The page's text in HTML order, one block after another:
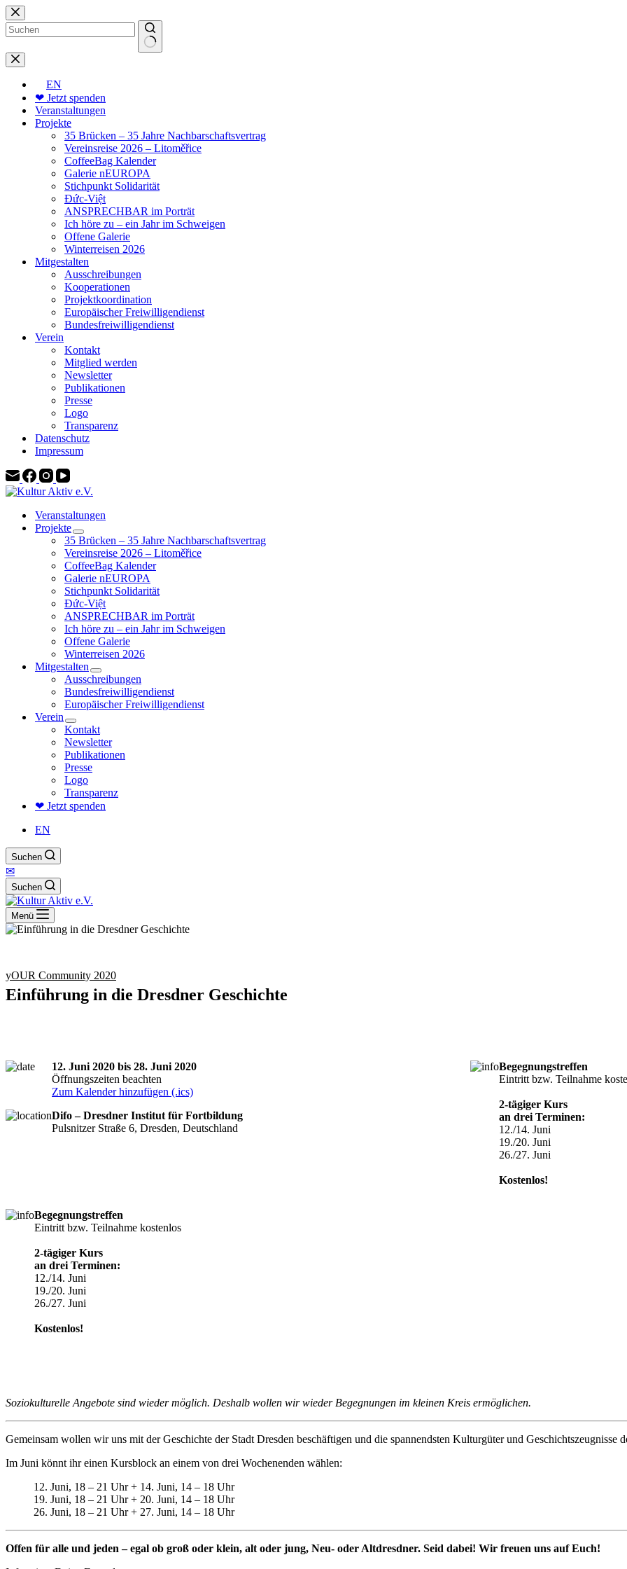
Zum
Inhalt
springen
Keine
Ergebnisse
EN
❤ Jetzt spenden
Veranstaltungen
Projekte
35 Brücken – 35 Jahre Nachbarschaftsvertrag
Vereinsreise 2026 – Litoměřice
CoffeeBag Kalender
Galerie nEUROPA
Stichpunkt Solidarität
Đức-Việt
ANSPRECHBAR im Porträt
Ich höre zu – ein Jahr im Schweigen
Offene Galerie
Winterreisen 2026
Mitgestalten
Ausschreibungen
Kooperationen
Projektkoordination
Europäischer Freiwilligendienst
Bundesfreiwilligendienst
Verein
Kontakt
Mitglied werden
Newsletter
Publikationen
Presse
Logo
Transparenz
Datenschutz
Impressum
Veranstaltungen
Projekte
35 Brücken – 35 Jahre Nachbarschaftsvertrag
Vereinsreise 2026 – Litoměřice
CoffeeBag Kalender
Galerie nEUROPA
Stichpunkt Solidarität
Đức-Việt
ANSPRECHBAR im Porträt
Ich höre zu – ein Jahr im Schweigen
Offene Galerie
Winterreisen 2026
Mitgestalten
Ausschreibungen
Bundesfreiwilligendienst
Europäischer Freiwilligendienst
Verein
Kontakt
Newsletter
Publikationen
Presse
Logo
Transparenz
❤ Jetzt spenden
EN
Suchen
✉
Suchen
Menü
yOUR Community 2020
Einführung in die Dresdner Geschichte
12. Juni 2020 bis 28. Juni 2020
Öffnungszeiten beachten
Zum Kalender hinzufügen (.ics)
Difo – Dresdner Institut für Fortbildung
Pulsnitzer Straße 6, Dresden, Deutschland
Begegnungstreffen
Eintritt bzw. Teilnahme
2-tägiger Kurs
an drei Terminen:
12./14. Juni
19./20. Juni
26./27. Juni
Kostenlos!
Begegnungstreffen
Eintritt bzw. Teilnahme kostenlos
2-tägiger Kurs
an drei Terminen:
12./14. Juni
19./20. Juni
26./27. Juni
Kostenlos!
Soziokulturelle Angebote sind wieder möglich. Deshalb wollen wir wieder Begegnungen im kleinen Kreis ermöglichen.
Gemeinsam wollen wir uns mit der Geschichte der Stadt Dresden beschäftigen und die spannendsten Kulturgüter und Geschichtszeugnisse
Im Juni könnt ihr einen Kursblock an einem von drei Wochenenden wählen:
12. Juni, 18 – 21 Uhr + 14. Juni, 14 – 18 Uhr
19. Juni, 18 – 21 Uhr + 20. Juni, 14 – 18 Uhr
26. Juni, 18 – 21 Uhr + 27. Juni, 14 – 18 Uhr
Offen für alle und jeden – egal ob groß oder klein, alt oder jung, Neu- oder Altdresdner. Seid dabei! Wir freuen uns auf Euch!